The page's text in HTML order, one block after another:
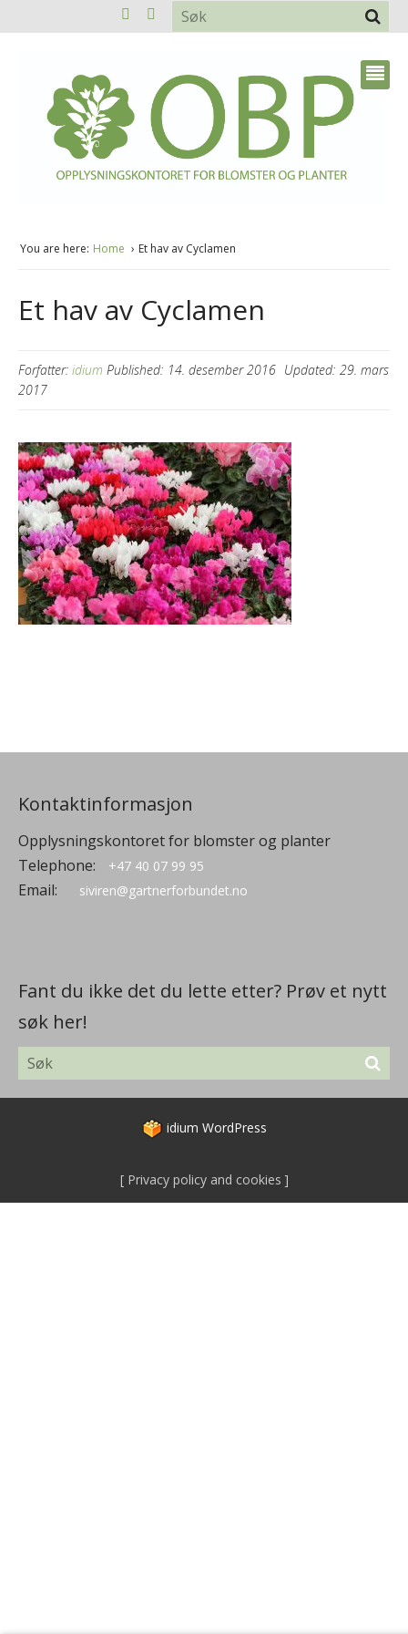
You are here: Home Et hav av Cyclamen
Et hav av Cyclamen
Forfatter: idium Published: 14. desember 2016 Updated: 29. mars
2017
Kontaktinformasjon
Opplysningskontoret for blomster og planter
Telephone:
+47 40 07 99 95
Email: siviren@gartnerforbundet.no
Fant du ikke det du lette etter? Prøv et nytt
søk her!
idium WordPress
Privacy policy and cookies